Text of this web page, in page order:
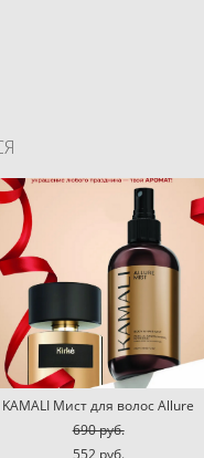
KAMALI Мист для волос Allure
690 pуб.
552 pуб.